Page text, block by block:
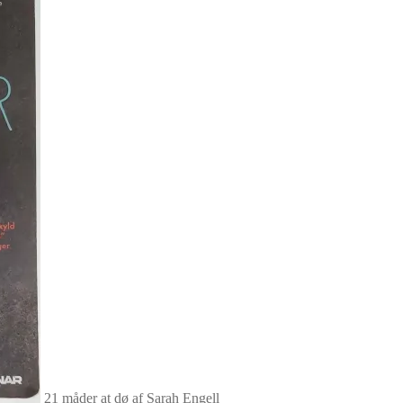
21 måder at dø af Sarah Engell